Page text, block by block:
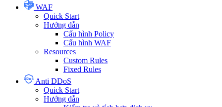
WAF
Quick Start
Hướng dẫn
Cấu hình Policy
Cấu hình WAF
Resources
Custom Rules
Fixed Rules
Anti DDoS
Quick Start
Hướng dẫn